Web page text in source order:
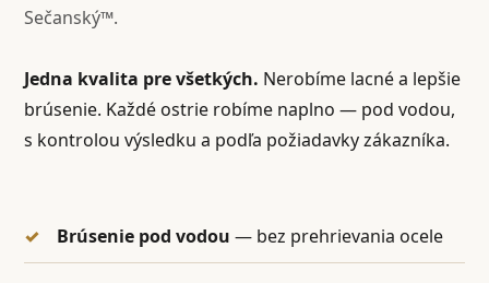
Sečanský™.
Jedna kvalita pre všetkých. Nerobíme lacné a lepšie
brúsenie. Každé ostrie robíme naplno — pod vodou,
s kontrolou výsledku a podľa požiadavky zákazníka.
Brúsenie pod vodou — bez prehrievania ocele